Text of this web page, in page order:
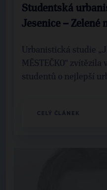
Studentská
Jesenice – Zelené
Urbanistická studie
MĚSTEČKO“
studentů o nejlepší
CELÝ ČLÁNEK